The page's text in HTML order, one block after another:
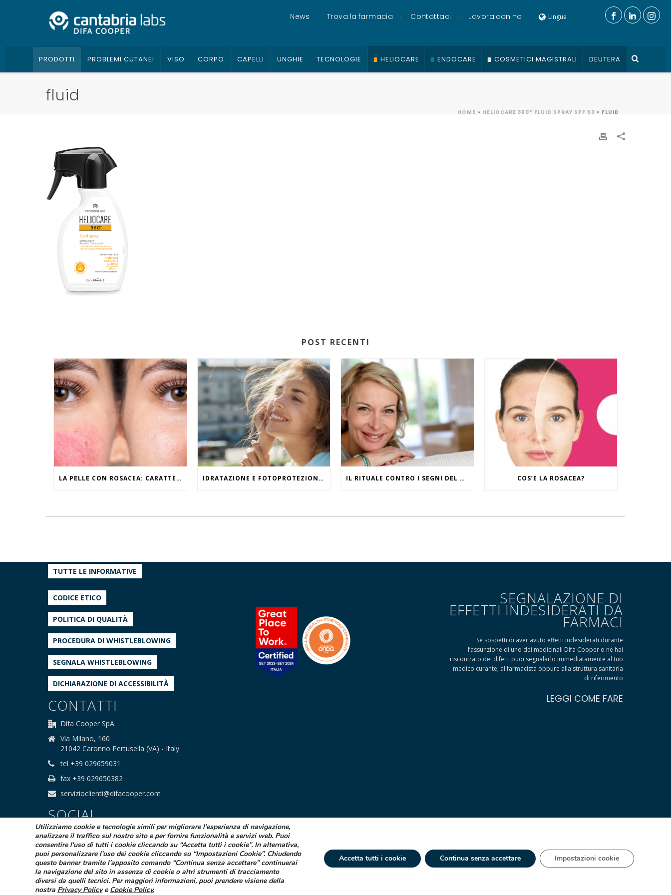
News Trova la farmacia Contattaci Lavora con noi Lingue
PRODOTTI PROBLEMI CUTANEI VISO CORPO CAPELLI UNGHIE TECNOLOGIE HELIOCARE ENDOCARE COSMETICI MAGISTRALI DEUTERA
fluid
HOME » HELIOCARE 360° FLUID SPRAY SPF 50 » FLUID
POST RECENTI
LA PELLE CON ROSACEA: CARATTERISTICHE ED EFFETTI DEL CALDO IDRATAZIONE E FOTOPROTEZIONE, WHAT ELSE? IL RITUALE CONTRO I SEGNI DEL TEMPO COS’E LA ROSACEA?
TUTTE LE INFORMATIVE
CODICE ETICO
POLITICA DI QUALITÀ
PROCEDURA DI WHISTLEBLOWING
SEGNALA WHISTLEBLOWING
DICHIARAZIONE DI ACCESSIBILITÀ
CONTATTI
Difa Cooper SpA
Via Milano, 160
21042 Caronno Pertusella (VA) - Italy
tel +39 029659031
fax +39 029650382
servizioclienti@difacooper.com
SOCIAL
SEGNALAZIONE DI
EFFETTI INDESIDERATI DA
FARMACI
Se sospetti di aver avuto effetti indesiderati durante
l’assunzione di uno dei medicinali Difa Cooper o ne hai
riscontrato dei difetti puoi segnalarlo immediatamente al tuo
medico curante, al farmacista oppure alla struttura sanitaria
di riferimento
LEGGI COME FARE
© 2025 Difa Cooper SpA - Capitale Sociale € 750.000 i.v. Socio Unico | R.E.A. (VA) 129020 - C.F. P. IVA e Reg. Impr. (VA) - IT 00334560125 Estero Mecc. (VA) 018393
Società soggetta ad attività di direzione e coordinamento di Industrial Farmacéutical Cantabria S.A. España
Utilizziamo cookie e tecnologie simili per migliorare l’esperienza di navigazione,
analizzare il traffico sul nostro sito e per fornire funzionalità e servizi web. Puoi
consentire l'uso di tutti i cookie cliccando su “Accetta tutti i cookie”. In alternativa,
puoi personalizzare l'uso dei cookie cliccando su “Impostazioni Cookie”. Chiudendo
questo banner tramite l’apposito comando “Continua senza accettare” continuerai
la navigazione del sito in assenza di cookie o altri strumenti di tracciamento
diversi da quelli tecnici. Per maggiori informazioni, puoi prendere visione della
nostra Privacy Policye Cookie Policy.
Accetta tutti i cookie Continua senza accettare Impostazioni cookie